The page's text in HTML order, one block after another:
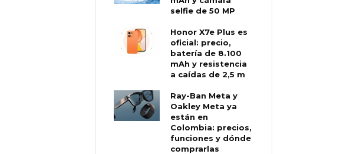
selfie de 50 MP
Honor X7e Plus es
oficial: precio,
batería de 8.100
mAh y resistencia
a caídas de 2,5 m
Ray-Ban Meta y
Oakley Meta ya
están en
Colombia: precios,
funciones y dónde
comprarlas